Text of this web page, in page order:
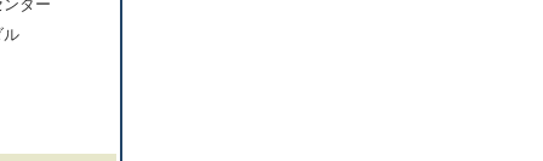
ンター
ル